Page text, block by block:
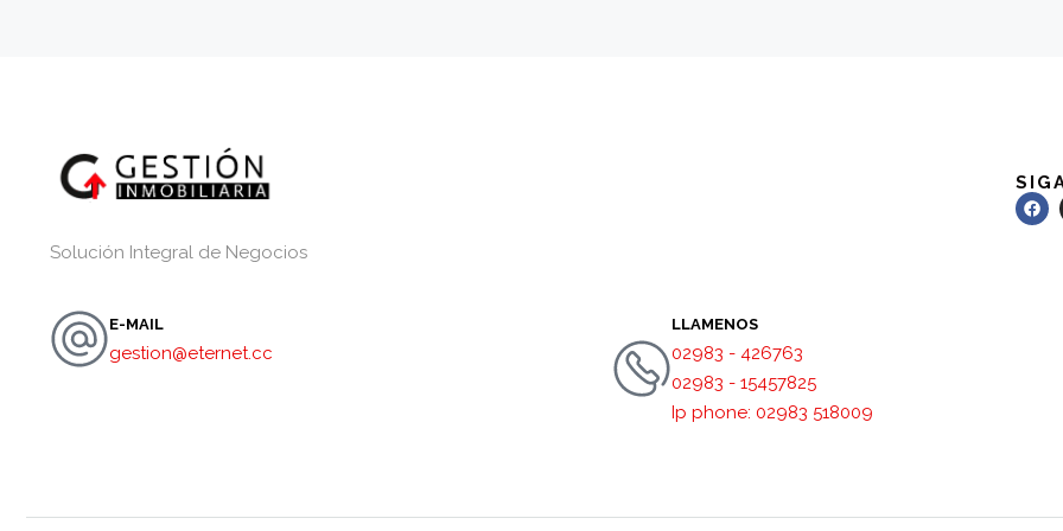
Solución Integral de Negocios
E-MAIL
gestion@eternet.cc
LLAMENOS
02983 - 426763
02983 - 15457825
Ip phone: 02983 518009